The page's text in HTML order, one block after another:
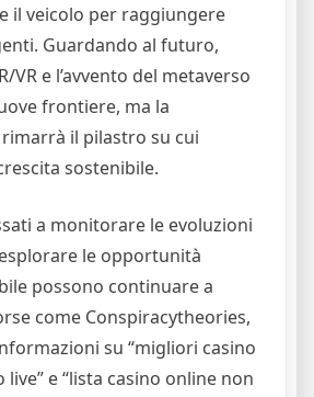
il veicolo per raggiungere
Guardando al futuro,
VR e l’avvento del metaverso
frontiere, ma la
il pilastro su cui
sostenibile.
a monitorare le evoluzioni
le opportunità
possono continuare a
come Conspiracytheories,
su “migliori casino
live” e “lista casino online non